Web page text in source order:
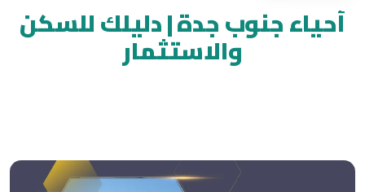
أحياء جنوب جدة | دليلك للسكن
والاستثمار